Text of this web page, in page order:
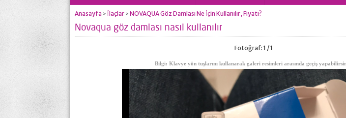
Anasayfa > İlaçlar > NOVAQUA Göz Damlası Ne İçin Kullanılır, Fiyatı?
Novaqua göz damlası nasıl kullanılır
Fotoğraf: 1 / 1
Bilgi: Klavye yön tuşlarını kullanarak galeri resimleri arasında geçiş